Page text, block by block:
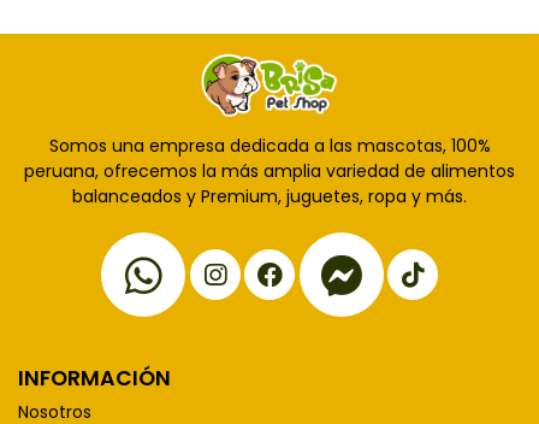
Somos una empresa dedicada a las mascotas, 100%
peruana, ofrecemos la más amplia variedad de alimentos
balanceados y Premium, juguetes, ropa y más.
INFORMACIÓN
Nosotros